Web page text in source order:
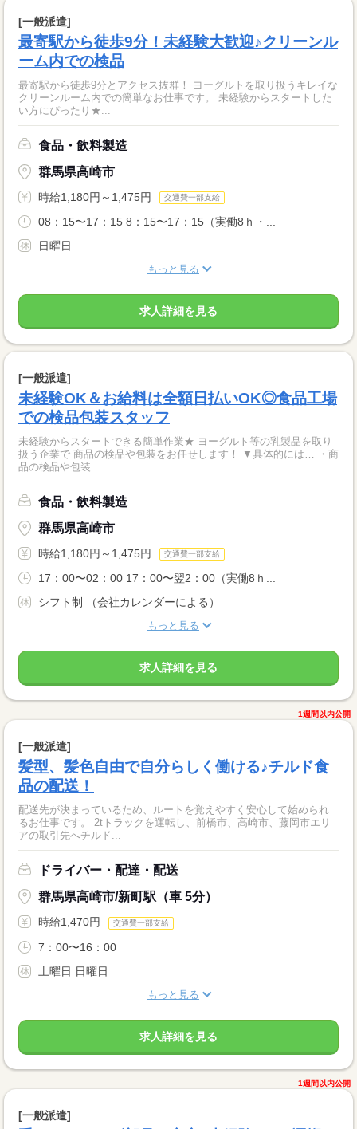
[一般派遣]
最寄駅から徒歩9分！未経験大歓迎♪クリーンル
ーム内での検品
最寄駅から徒歩9分とアクセス抜群！ ヨーグルトを取り扱うキレイな
クリーンルーム内での簡単なお仕事です。 未経験からスタートした
い方にぴったり★...
食品・飲料製造
群馬県高崎市
時給1,180円～1,475円 交通費一部支給
08：15〜17：15 8：15〜17：15（実働8ｈ・...
日曜日
もっと見る
求人詳細を見る
[一般派遣]
未経験OK＆お給料は全額日払いOK◎食品工場
での検品包装スタッフ
未経験からスタートできる簡単作業★ ヨーグルト等の乳製品を取り
扱う企業で 商品の検品や包装をお任せします！ ▼具体的には… ・商
品の検品や包装...
食品・飲料製造
群馬県高崎市
時給1,180円～1,475円 交通費一部支給
17：00〜02：00 17：00〜翌2：00（実働8ｈ...
シフト制 （会社カレンダーによる）
もっと見る
求人詳細を見る
1週間以内公開
[一般派遣]
髪型、髪色自由で自分らしく働ける♪チルド食
品の配送！
配送先が決まっているため、ルートを覚えやすく安心して始められ
るお仕事です。 2tトラックを運転し、前橋市、高崎市、藤岡市エリ
アの取引先へチルド...
ドライバー・配達・配送
群馬県高崎市/新町駅（車 5分）
時給1,470円 交通費一部支給
7：00〜16：00
土曜日 日曜日
もっと見る
求人詳細を見る
1週間以内公開
[一般派遣]